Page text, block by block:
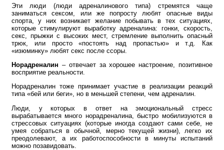
Эти люди (люди адреналинового типа) стремятся чаще
заниматься сексом, или же попросту любят опасные виды
спорта, у них возникает желание побывать в тех ситуациях,
которые стимулируют выработку адреналина: гонки, скорость,
секс, прыжки с высоких мест, стремление выполнить опасный
трюк, или просто «постоять над пропастью» и т.д. Как
«изюминку» любят секс после ссоры.
Норадреналин – отвечает за хорошее настроение, позитивное
восприятие реальности.
Норадреналин тоже принимает участие в реализации реакций
типа «бей или беги», но в меньшей степени, чем адреналин.
Люди, у которых в ответ на эмоциональный стресс
вырабатывается много норадреналина, быстро мобилизуются в
стрессовых ситуациях (которые иногда создают сами себе, не
умея собраться в обычной, мерно текущей жизни), легко их
преодолевают, а их работоспособности в минуты испытаний
можно позавидовать.